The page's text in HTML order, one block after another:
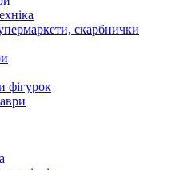
скарбнички
фігурок